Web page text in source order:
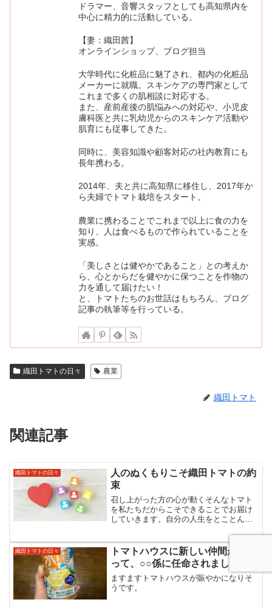
ドラマー、音響スタッフとしても高知県内を
中心に精力的に活動している。
【妻：織田茜】
オンラインショップ、ブログ担当
大学時代に化粧品に魅了され、都内の化粧品
メーカーに就職。スキンケアの専門家として
これまで多くの肌相談に対応する。
また、産前産後の肌悩みへの対応や、小児皮
膚科医と共に乳幼児からのスキンケア活動や
肌育にも従事してきた。
同時に、美容知識や顧客対応の社内教育にも
長年携わる。
2014年、夫と共に高知県に移住し、2017年か
ら夫婦でトマト栽培をスタート。
農業に携わることでこれまで以上に食の力を
知り、人は食べるもので作られていることを
実感。
「美しさとは健やかであること」との考えか
ら、心とからだを健やかに保つことを作物の
力を通して届けたい！
と、トマトたちのお世話はもちろん、ブログ
記事の執筆等を行っている。
織田トマトの日々 農業
織田トマト
関連記事
織田トマトの日々
人のぬくもりこそ織田トマトの約
束
召し上がった方の心が動くそんなトマト
を私たちだからこそできることでお届け
していきます。自分の人生をとことん楽
ジョンにエネルギー溢れる真っ赤な太陽
のようなトマトを通して細胞が喜び命が
輝く大空と大地の愛を繋ぐ...
織田トマトの日々
トマトハウスに新しい仲間が加わ
って、○○係に任命されました
ますますトマトハウスが賑やかになりそ
うです。